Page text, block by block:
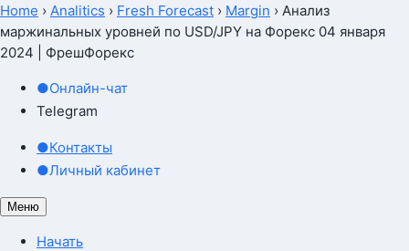
Home › Analitics › Fresh Forecast › Margin › Анализ
маржинальных уровней по USD/JPY на Форекс 04 января
2024 | ФрешФорекс
●Онлайн-чат
Telegram
●Контакты
●Личный кабинет
Меню
Начать